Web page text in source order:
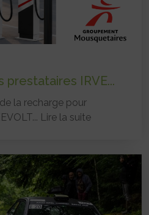
prestataires IRVE...
la recharge pour
Lire la suite